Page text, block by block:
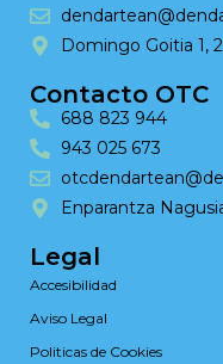
Domingo Goitia 1,
Contacto OTC
688 823 944
943 025 673
Enparantza
Legal
Accesibilidad
Aviso Legal
Politicas de Cookies